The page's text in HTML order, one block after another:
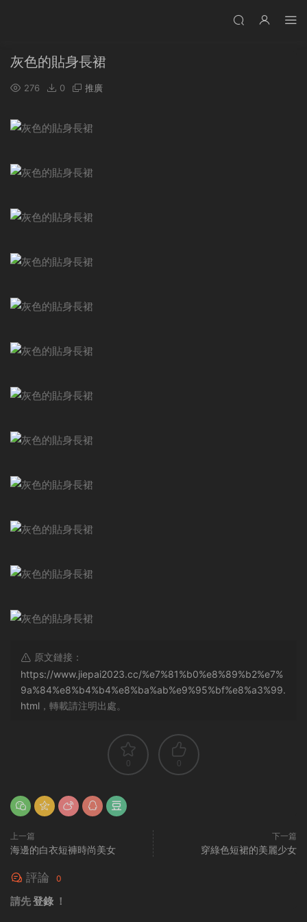
灰色的貼身長裙
276 0 推廣
原文鏈接：
https://www.jiepai2023.cc/%e7%81%b0%e8%89%b2%e7%
9a%84%e8%b4%b4%e8%ba%ab%e9%95%bf%e8%a3%99.
html ，轉載請注明出處。
0 0
上一篇
海邊的白衣短褲時尚美女
下一篇
穿綠色短裙的美麗少女
評論 0
請先登錄 ！